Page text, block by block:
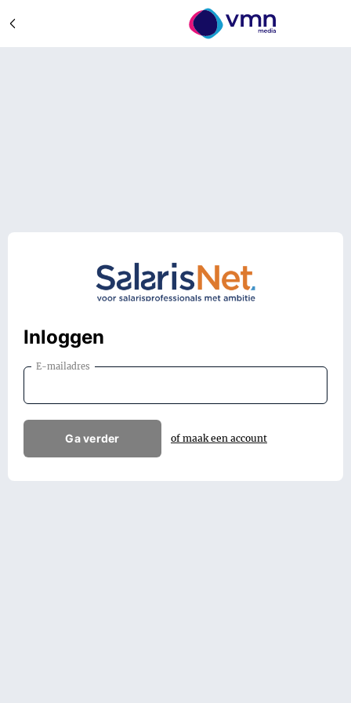
Inloggen
E-mailadres
Ga verder of maak een account